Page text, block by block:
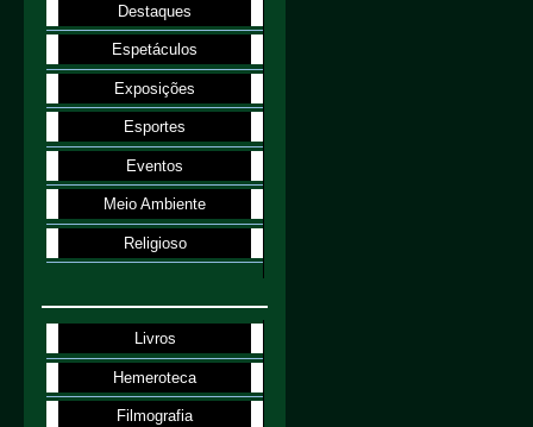
Destaques
Espetáculos
Exposições
Esportes
Eventos
Meio Ambiente
Religioso
Livros
Hemeroteca
Filmografia